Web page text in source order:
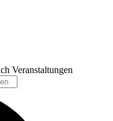
Veranstaltungen